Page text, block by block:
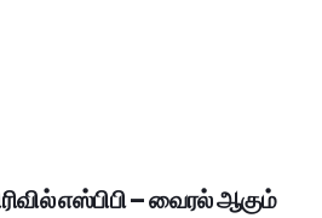
எஸ்பிபி – வைரல் ஆகும்